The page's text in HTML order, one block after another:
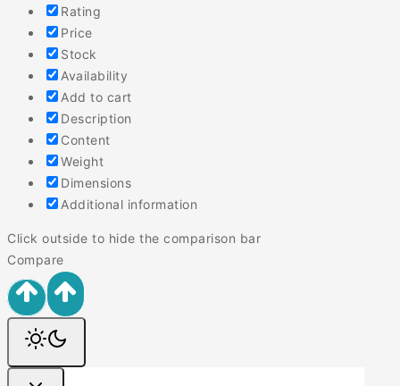
Rating
Price
Stock
Availability
Add to cart
Description
Content
Weight
Dimensions
Additional information
Click outside to hide the comparison bar
Compare